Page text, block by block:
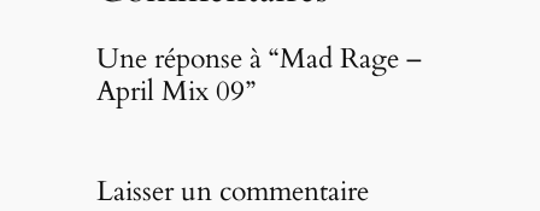
Une réponse à “Mad Rage –
April Mix 09”
Laisser un commentaire